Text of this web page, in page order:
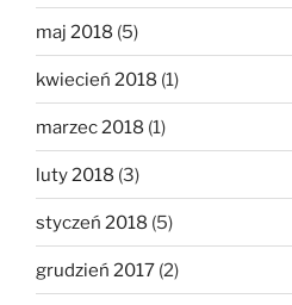
maj 2018 (5)
kwiecień 2018 (1)
marzec 2018 (1)
luty 2018 (3)
styczeń 2018 (5)
grudzień 2017 (2)